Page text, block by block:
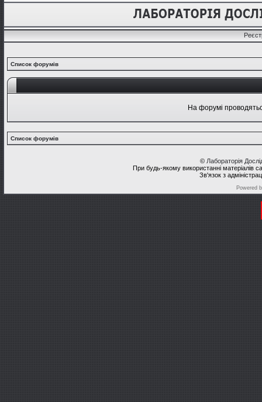
Список форумів
На форумі
Список форумів
© Лабораторія
При будь-якому використанні матеріалів
Зв'язок з
Powered